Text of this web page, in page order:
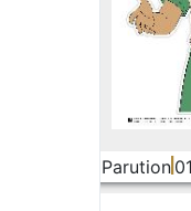
Parution